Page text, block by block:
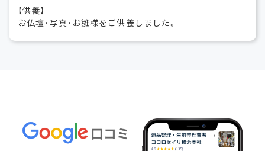
【供養】
お仏壇・写真・お雛様をご供養しました。